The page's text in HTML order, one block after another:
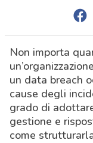
Non importa
un data breach
cause degli
grado di
gestione e
come